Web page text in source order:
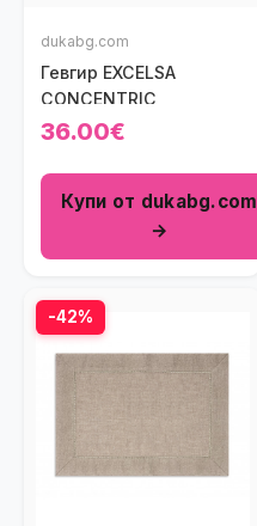
dukabg.com
Гевгир ЕXCELSA
CONCENTRIC
36.00€
Купи от dukabg.com
→
-42%